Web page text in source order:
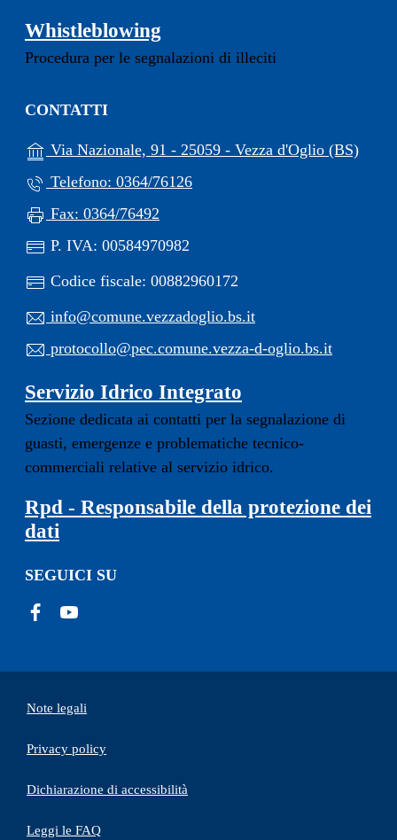
Whistleblowing
Procedura per le segnalazioni di illeciti
CONTATTI
Via Nazionale, 91 - 25059 - Vezza d'Oglio (BS)
Telefono: 0364/76126
Fax: 0364/76492
P. IVA: 00584970982
Codice fiscale: 00882960172
info@comune.vezzadoglio.bs.it
protocollo@pec.comune.vezza-d-oglio.bs.it
Servizio Idrico Integrato
Sezione dedicata ai contatti per la segnalazione di
guasti, emergenze e problematiche tecnico-
commerciali relative al servizio idrico.
Rpd - Responsabile della protezione dei
dati
SEGUICI SU
Note legali
Privacy policy
Dichiarazione di accessibilità
Leggi le FAQ